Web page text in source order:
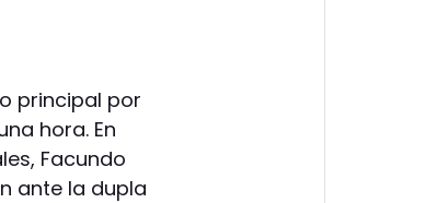
principal por
hora. En
Facundo
ante la dupla